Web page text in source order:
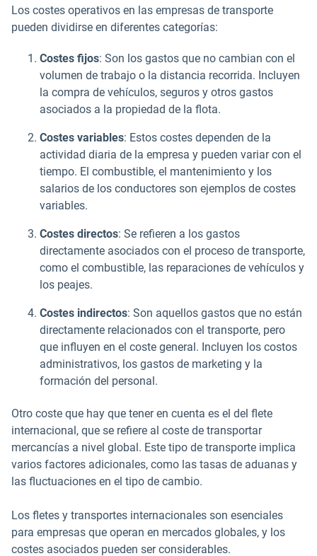
Los costes operativos en las empresas de transporte
pueden dividirse en diferentes categorías:
Costes fijos: Son los gastos que no cambian con el
volumen de trabajo o la distancia recorrida. Incluyen
la compra de vehículos, seguros y otros gastos
asociados a la propiedad de la flota.
Costes variables: Estos costes dependen de la
actividad diaria de la empresa y pueden variar con el
tiempo. El combustible, el mantenimiento y los
salarios de los conductores son ejemplos de costes
variables.
Costes directos: Se refieren a los gastos
directamente asociados con el proceso de transporte,
como el combustible, las reparaciones de vehículos y
los peajes.
Costes indirectos: Son aquellos gastos que no están
directamente relacionados con el transporte, pero
que influyen en el coste general. Incluyen los costos
administrativos, los gastos de marketing y la
formación del personal.
Otro coste que hay que tener en cuenta es el del flete
internacional, que se refiere al coste de transportar
mercancías a nivel global. Este tipo de transporte implica
varios factores adicionales, como las tasas de aduanas y
las fluctuaciones en el tipo de cambio.
Los fletes y transportes internacionales son esenciales
para empresas que operan en mercados globales, y los
costes asociados pueden ser considerables.